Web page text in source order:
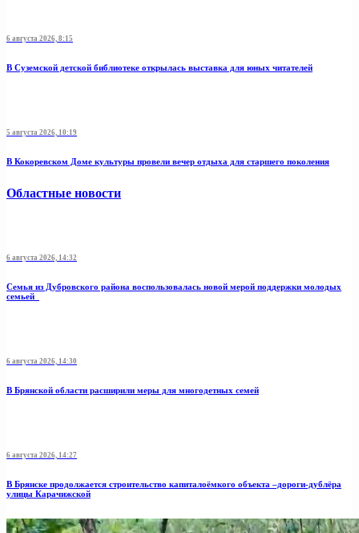
6 августа 2026, 8:15
В Суземской детской библиотеке открылась выставка для юных читателей
5 августа 2026, 10:19
В Кокоревском Доме культуры провели вечер отдыха для старшего поколения
Областные новости
6 августа 2026, 14:32
Семья из Дубровского района воспользовалась новой мерой поддержки молодых
семьей
6 августа 2026, 14:30
В Брянской области расширили меры для многодетных семей
6 августа 2026, 14:27
В Брянске продолжается строительство капиталоёмкого объекта –дороги-дублёра
улицы Карачижской